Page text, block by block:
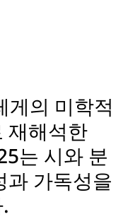
게의 미학적
재해석한
는 시와 분
과 가독성을